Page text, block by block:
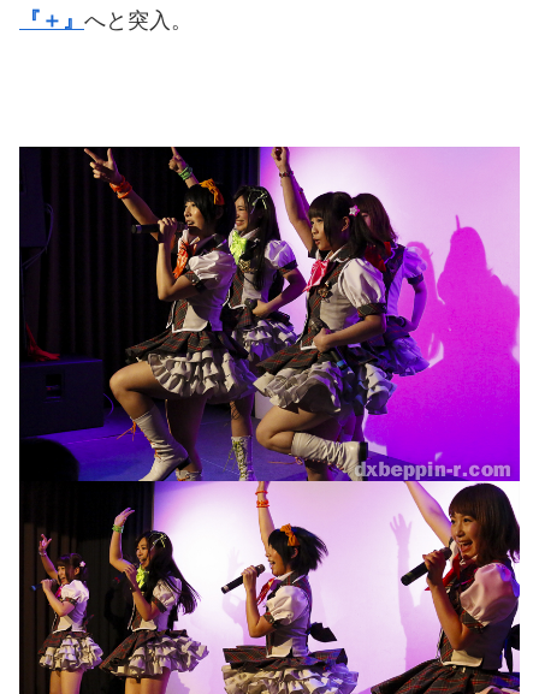
『＋』 へと突入。